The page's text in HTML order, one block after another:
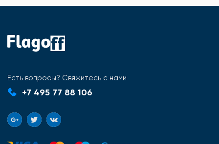
Есть вопросы? Свяжитесь с нами
+7 495 77 88 106